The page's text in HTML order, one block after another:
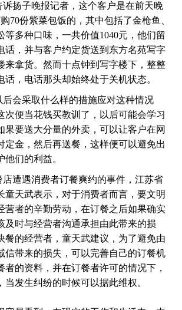
子晚报记者，这个客户是在前天晚
70份紫菜包饭的，其中包括了金枪鱼、
等多种口味，一共价值1040元，他们留
话，并与客户约定货送到东方名苑写字
来拿货。然而十点钟到写字楼下，整整
话，电话那头却始终处于关机状态。
采取什么样的措施应对这种情况
次便当花钱买教训了，以后可能会学习
果要送大分量的外卖，可以让客户在网
定金，然后再送餐，这样便可以避免出
们的利益。
遇消费者订餐爽约的事件，江苏省
童天武表示，对于消费者而言，要文明
营者的辛勤劳动，在订餐之后如果确实
及时与经营者沟通承担由此带来的损
餐的经营者，童天武建议，为了避免由
信带来的损失，可以完善自己的订餐机
者的资料，并在订餐者许可的情况下，
当发生纠纷的时候可以据此维权。